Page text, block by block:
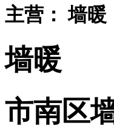
主营： 墙
墙暖
市南区